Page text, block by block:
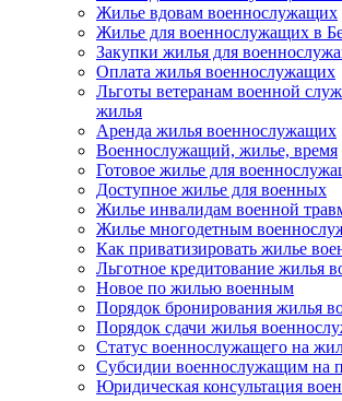
Жилье вдовам военнослужащих
Жилье для военнослужащих в
Закупки жилья для
Оплата жилья военнослужащих
Льготы ветеранам военной
жилья
Аренда жилья военнослужащих
Военнослужащий, жилье, время
Готовое жилье для
Доступное жилье для военных
Жилье инвалидам военной
Жилье многодетным
Как приватизировать жилье
Льготное кредитование жилья
Новое по жилью военным
Порядок бронирования жилья
Порядок сдачи жилья
Статус военнослужащего на
Субсидии военнослужащим на
Юридическая консультация